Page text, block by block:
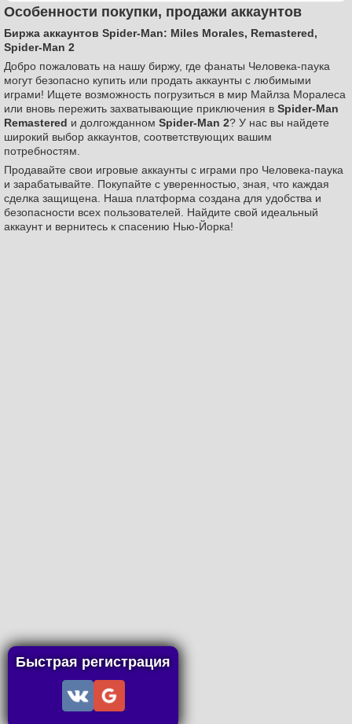
Особенности покупки, продажи аккаунтов
Биржа аккаунтов Spider-Man: Miles Morales, Remastered,
Spider-Man 2
Добро пожаловать на нашу биржу, где фанаты Человека-паука
могут безопасно купить или продать аккаунты с любимыми
играми! Ищете возможность погрузиться в мир Майлза Моралеса
или вновь пережить захватывающие приключения в Spider-Man
Remastered и долгожданном Spider-Man 2? У нас вы найдете
широкий выбор аккаунтов, соответствующих вашим
потребностям.
Продавайте свои игровые аккаунты с играми про Человека-паука
и зарабатывайте. Покупайте с уверенностью, зная, что каждая
сделка защищена. Наша платформа создана для удобства и
безопасности всех пользователей. Найдите свой идеальный
аккаунт и вернитесь к спасению Нью-Йорка!
Быстрая регистрация